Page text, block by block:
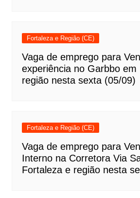
Fortaleza e Região (CE)
Vaga de emprego para
experiência no Garbbo em
região nesta sexta (05/09)
Fortaleza e Região (CE)
Vaga de emprego para
Interno na Corretora Via
Fortaleza e região nesta